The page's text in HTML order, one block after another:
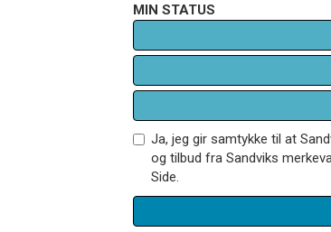
MIN STATUS
Ja, jeg gir samtykke til at
og tilbud fra Sandviks
Side.